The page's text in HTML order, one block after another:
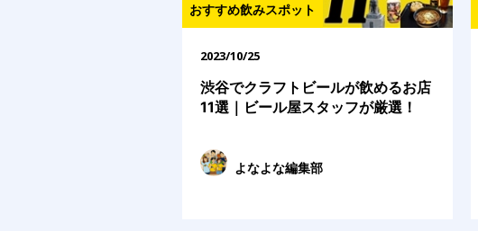
おすすめ飲みスポット
2023/10/25
渋谷でクラフトビールが飲めるお店
11選｜ビール屋スタッフが厳選！
よなよな編集部